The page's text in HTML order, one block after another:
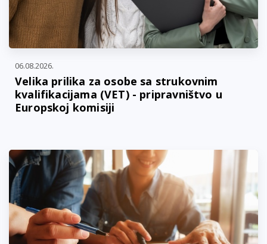
06.08.2026.
Velika prilika za osobe sa strukovnim
kvalifikacijama (VET) - pripravništvo u
Europskoj komisiji